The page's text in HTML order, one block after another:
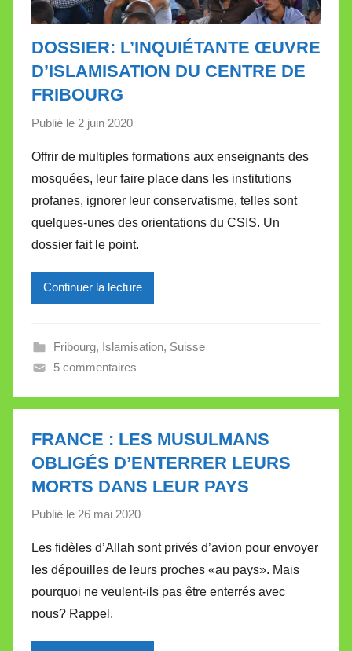
DOSSIER: L’INQUIÉTANTE ŒUVRE
D’ISLAMISATION DU CENTRE DE
FRIBOURG
Publié le 2 juin 2020
r
M
i
r
e
l
l
V
a
l
t
t
e
Offrir de multiples formations aux enseignants des
mosquées, leur faire place dans les institutions
profanes, ignorer leur conservatisme, telles sont
quelques-unes des orientations du CSIS. Un
dossier fait le point.
Continuer la lecture
Fribourg, Islamisation, Suisse
5 commentaires
FRANCE : LES MUSULMANS
OBLIGÉS D’ENTERRER LEURS
MORTS DANS LEUR PAYS
Publié le 26 mai 2020
r
M
i
Les fidèles d’Allah sont privés d’avion pour envoyer
les dépouilles de leurs proches «au pays». Mais
pourquoi ne veulent-ils pas être enterrés avec
nous? Rappel.